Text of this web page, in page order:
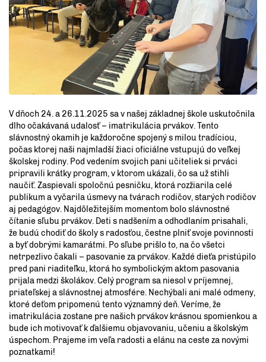
V dňoch 24. a 26.11.2025 sa v našej základnej škole uskutočnila
dlho očakávaná udalosť – imatrikulácia prvákov. Tento
slávnostný okamih je každoročne spojený s milou tradíciou,
počas ktorej naši najmladší žiaci oficiálne vstupujú do veľkej
školskej rodiny. Pod vedením svojich pani učiteliek si prváci
pripravili krátky program, v ktorom ukázali, čo sa už stihli
naučiť. Zaspievali spoločnú pesničku, ktorá rozžiarila celé
publikum a vyčarila úsmevy na tvárach rodičov, starých rodičov
aj pedagógov. Najdôležitejším momentom bolo slávnostné
čítanie sľubu prvákov. Deti s nadšením a odhodlaním prisahali,
že budú chodiť do školy s radosťou, čestne plniť svoje povinnosti
a byť dobrými kamarátmi. Po sľube prišlo to, na čo všetci
netrpezlivo čakali – pasovanie za prvákov. Každé dieťa pristúpilo
pred pani riaditeľku, ktorá ho symbolickým aktom pasovania
prijala medzi školákov. Celý program sa niesol v príjemnej,
priateľskej a slávnostnej atmosfére. Nechýbali ani malé odmeny,
ktoré deťom pripomenú tento významný deň. Veríme, že
imatrikulácia zostane pre našich prvákov krásnou spomienkou a
bude ich motivovať k ďalšiemu objavovaniu, učeniu a školským
úspechom. Prajeme im veľa radosti a elánu na ceste za novými
poznatkami!